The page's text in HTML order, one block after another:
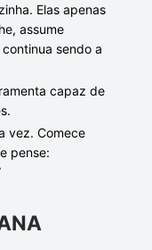
Elas apenas
assume
sendo a
capaz de
vez. Comece
pense: